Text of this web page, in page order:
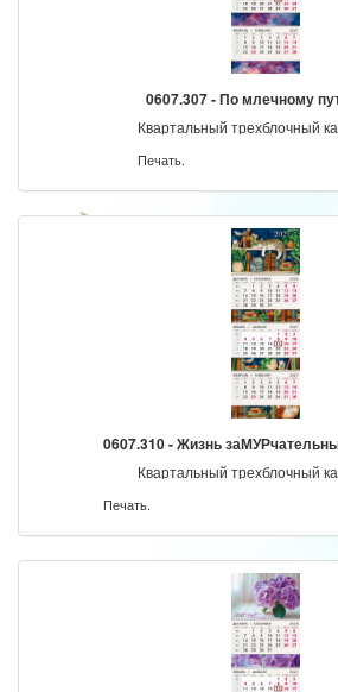
0607.307 - По млечному
Квартальный трехблочный
Печать.
0607.310 - Жизнь
Квартальный трехблочный
Печать.